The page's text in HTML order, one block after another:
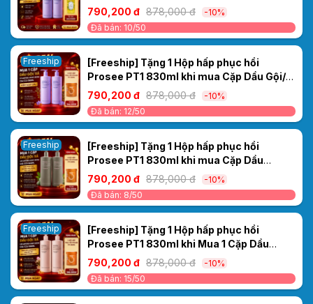
Gội/ Xả Cao Cấp Collagen Ceylanpuree
Luxury Aroma CS4/CC4 1000ml – Kiểm
Soát Dầu
790,200 đ 878,000 đ
-10%
Đã bán: 10/50
Freeship
[Freeship] Tặng 1 Hộp hấp phục hồi
Prosee PT1 830ml khi mua Cặp Dầu Gội/
Xả Cao Cấp Collagen Ceylanpuree Luxury
Aroma CS4/CC4 1000ml – Kiểm Soát Dầu
790,200 đ 878,000 đ
-10%
Đã bán: 12/50
Freeship
[Freeship] Tặng 1 Hộp hấp phục hồi
Prosee PT1 830ml khi mua Cặp Dầu
Gội/Xả Ceylanpuree Luxury Aroma
CS5/CC5 1000ml – Giải Pháp Cho Da Đầu
Gàu Ngứa, Tóc Khô Xơ
790,200 đ 878,000 đ
-10%
Đã bán: 8/50
Freeship
[Freeship] Tặng 1 Hộp hấp phục hồi
Prosee PT1 830ml khi Mua 1 Cặp Dầu
Gội/Xả Ceylanpuree Luxury Aroma
1000ml CS6/CC6 – Phục Hồi & Dưỡng Ẩm
Cho Mái Tóc Mềm Mượt Chuẩn Salon
790,200 đ 878,000 đ
-10%
Đã bán: 15/50